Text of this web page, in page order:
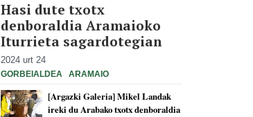
Hasi dute txotx
denboraldia Aramaioko
Iturrieta sagardotegian
2024 urt 24
GORBEIALDEA ARAMAIO
[Argazki Galeria] Mikel Landak
ireki du Arabako txotx denboraldia